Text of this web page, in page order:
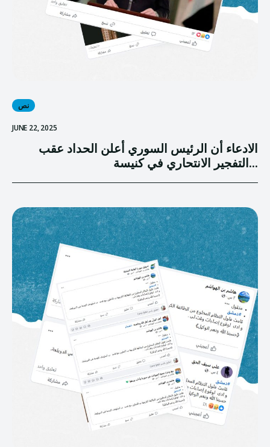
نص
JUNE 22, 2025
الادعاء أن الرئيس السوري أعلن الحداد عقب
التفجير الانتحاري في كنيسة...